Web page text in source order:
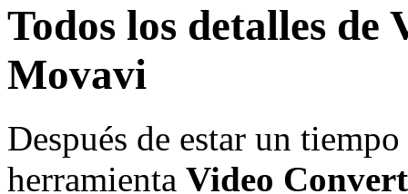
Todos los detalles de
Movavi
Después de estar un
herramienta Video